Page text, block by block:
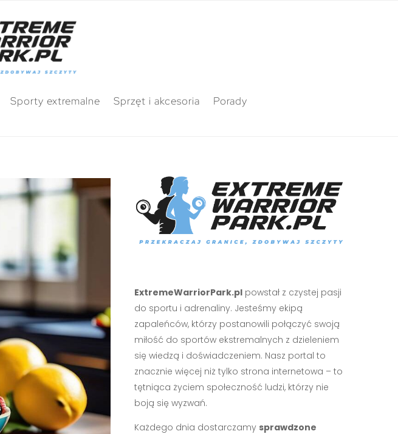
Sporty extremalne Sprzęt i akcesoria Porady
ExtremeWarriorPark.plpowstał z czystej pasji
do sportu i adrenaliny. Jesteśmy ekipą
zapaleńców, którzy postanowili połączyć swoją
miłość do sportów ekstremalnych z dzieleniem
się wiedzą i doświadczeniem. Nasz portal to
znacznie więcej niż tylko strona internetowa – to
tętniąca życiem społeczność ludzi, którzy nie
boją się wyzwań.
Każdego dnia dostarczamy sprawdzone